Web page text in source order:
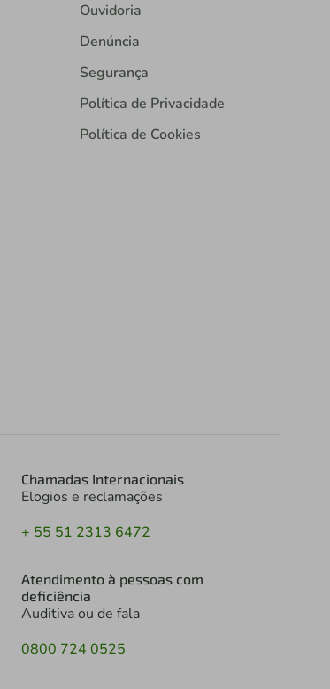
Ouvidoria
Denúncia
Segurança
Política de Privacidade
Política de Cookies
Chamadas Internacionais
Elogios e reclamações
+ 55 51 2313 6472
Atendimento à pessoas com
deficiência
Auditiva ou de fala
0800 724 0525